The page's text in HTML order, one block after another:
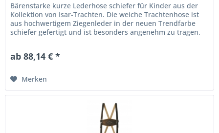
Bärenstarke kurze Lederhose schiefer für Kinder aus der
Kollektion von Isar-Trachten. Die weiche Trachtenhose ist
aus hochwertigem Ziegenleder in der neuen Trendfarbe
schiefer gefertigt und ist besonders angenehm zu tragen.
ab 88,14 € *
Merken